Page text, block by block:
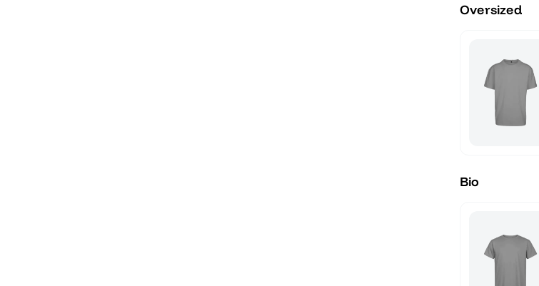
Oversized
Bio